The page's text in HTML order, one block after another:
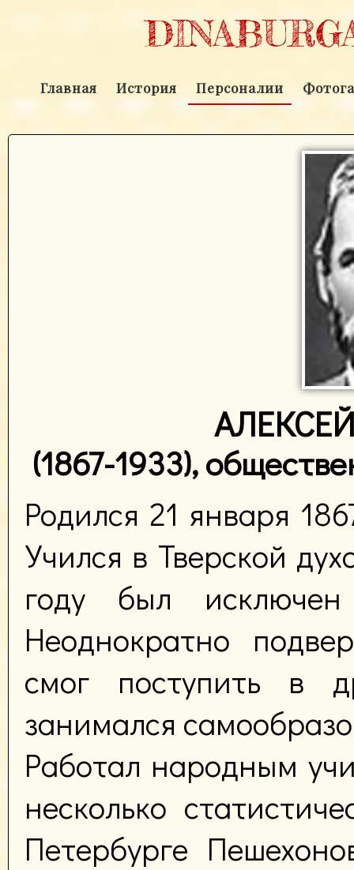
Главная История Персоналии
(1867-1933),
Родился 21 января
Учился в Тверской
году был исключен
Неоднократно
смог поступить в
занимался
Работал народным
несколько
Петербурге